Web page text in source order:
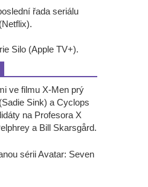
řada seriálu
Silo (Apple TV+).
ve filmu X-Men prý
Sink) a Cyclops
na Profesora X
a Bill Skarsgård.
sérii Avatar: Seven